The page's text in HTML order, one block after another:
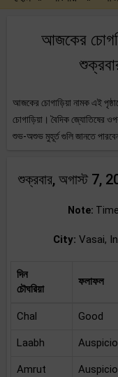
আজকের
আজকের চোগাড়িয়া নামক এই
চোগাড়িয়া। বৈদিক জ্যোতিষের
শুভ-অশুভ মুহূর্ত গুলি জানতে
শুক্রবার, অগাস্ট 7,
Note:
City: Vasai,
দিন
চৌঘরিয়া
ফলাফল
Chal Good
Laabh
Amrut